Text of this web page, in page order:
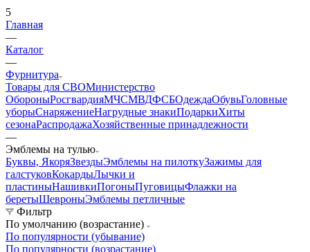
5
Главная
—
Каталог
—
Фурнитура
Товары для СВОМинистерство
ОбороныРосгвардияМЧСМВДФСБОдеждаОбувьГоловные
уборыСнаряжениеНагрудные знакиПодаркиХиты
сезонаРаспродажаХозяйственные принадлежности
—
Эмблемы на тулью
Буквы, ЯкоряЗвездыЭмблемы на пилоткуЗажимы для
галстуковКокардыЛычки и
пластиныНашивкиПогоныПуговицыФлажки на
беретыШевроныЭмблемы петличные
Фильтр
По умолчанию (возрастание)
По популярности (убывание)
По популярности (возрастание)